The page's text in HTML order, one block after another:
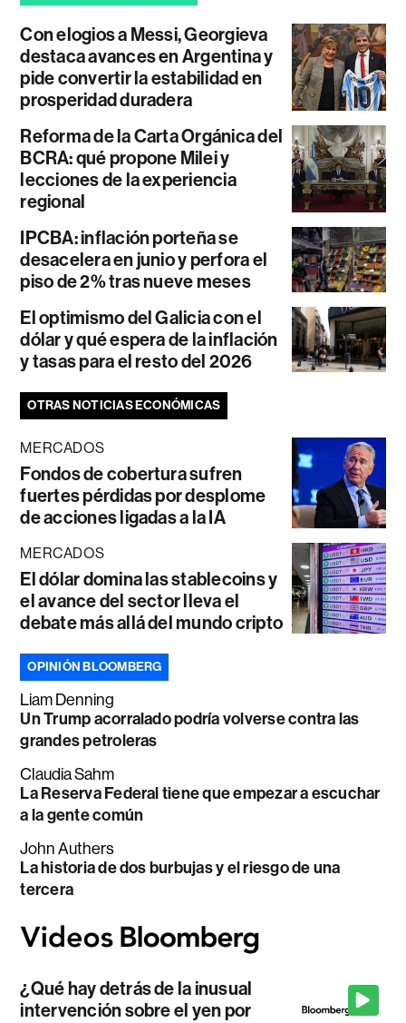
Con elogios a Messi, Georgieva
destaca avances en Argentina y
pide convertir la estabilidad en
prosperidad duradera
Reforma de la Carta Orgánica del
BCRA: qué propone Milei y
lecciones de la experiencia
regional
IPCBA: inflación porteña se
desacelera en junio y perfora el
piso de 2% tras nueve meses
El optimismo del Galicia con el
dólar y qué espera de la inflación
y tasas para el resto del 2026
OTRAS NOTICIAS ECONÓMICAS
MERCADOS
Fondos de cobertura sufren
fuertes pérdidas por desplome
de acciones ligadas a la IA
MERCADOS
El dólar domina las stablecoins y
el avance del sector lleva el
debate más allá del mundo cripto
OPINIÓN BLOOMBERG
Liam Denning
Un Trump acorralado podría volverse contra las
grandes petroleras
Claudia Sahm
La Reserva Federal tiene que empezar a escuchar
a la gente común
John Authers
La historia de dos burbujas y el riesgo de una
tercera
¿Qué hay detrás de la inusual
intervención sobre el yen por